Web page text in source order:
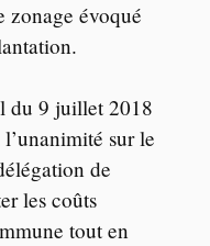
zonage évoqué
du 9 juillet 2018
l’unanimité sur le
de
les coûts
tout en